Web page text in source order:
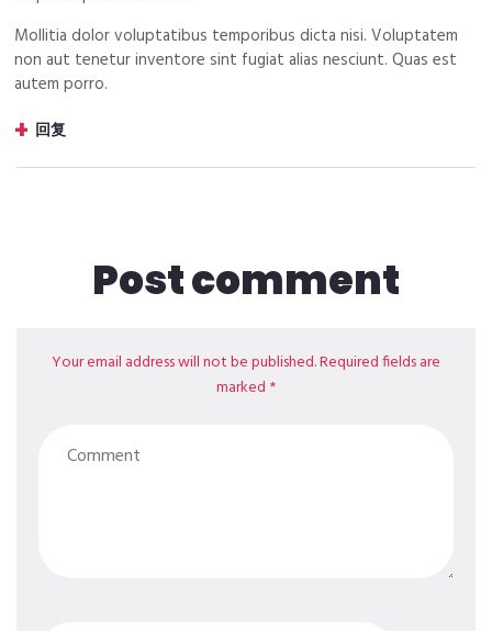
Mollitia dolor voluptatibus temporibus dicta nisi. Voluptatem
non aut tenetur inventore sint fugiat alias nesciunt. Quas est
autem porro.
回复
Post comment
Your email address will not be published. Required fields are
marked *